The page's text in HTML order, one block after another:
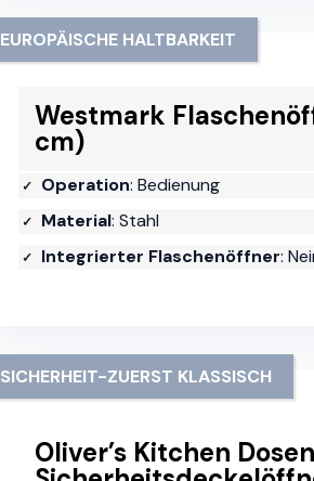
Westmark
cm)
EUROPÄISCHE HALTBARKEIT
Operation: Bedienung
Material: Stahl
Integrierter Flaschenöffner:
Oliver’s Kitchen
SICHERHEIT-ZUERST KLASSISCH